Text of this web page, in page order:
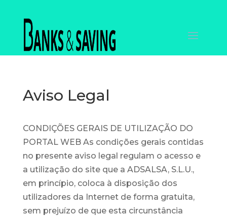
Aviso Legal
CONDIÇÕES GERAIS DE UTILIZAÇÃO DO
PORTAL WEB As condições gerais contidas
no presente aviso legal regulam o acesso e
a utilização do site que a ADSALSA, S.L.U.,
em princípio, coloca à disposição dos
utilizadores da Internet de forma gratuita,
sem prejuízo de que esta circunstância